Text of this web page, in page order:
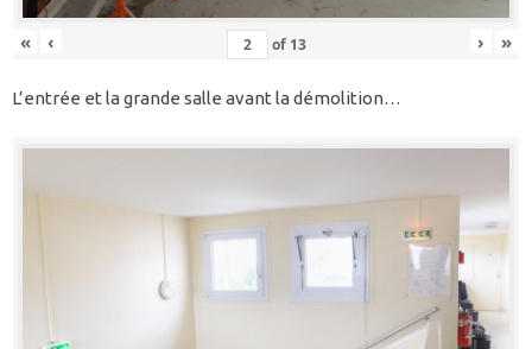
« ‹ of 13 › »
L’entrée et la grande salle avant la démolition…